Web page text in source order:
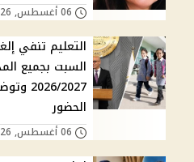
06 أغسطس, 2026 10:15 م
التعليم تنفي
السبت بجميع
2026/
الحضور
06 أغسطس, 2026 09:52 م